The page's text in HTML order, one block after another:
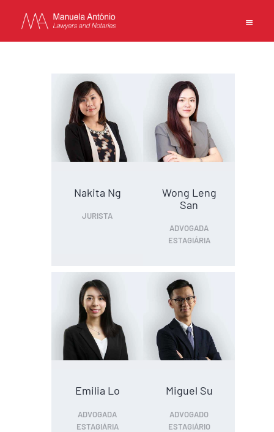
INÍCIO
COMPETÊNCIAS
ESCRITÓRIO
POLÍTICA DE PRIVACIDADE
TERMOS DE UTILIZAÇÃO
EN
Nakita Ng
JURISTA
Wong Leng
San
ADVOGADA
ESTAGIÁRIA
Emilia Lo
ADVOGADA
ESTAGIÁRIA
Miguel Su
ADVOGADO
ESTAGIÁRIO